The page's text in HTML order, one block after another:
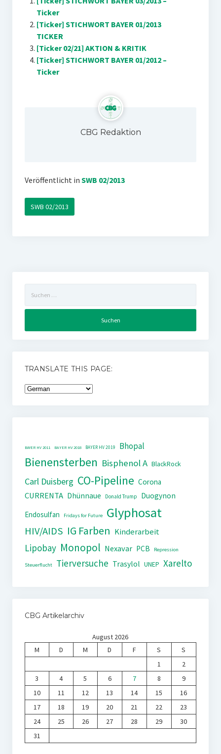
Ticker
[Ticker] STICHWORT BAYER 01/2013
TICKER
[Ticker 02/21] AKTION & KRITIK
[Ticker] STICHWORT BAYER 01/2012 –
Ticker
CBG Redaktion
Veröffentlicht in SWB 02/2013
SWB 02/2013
nach:
TRANSLATE THIS PAGE:
BAYER HV 2011 BAYER HV 2018 BAYER HV 2019 Bhopal
Bienensterben Bisphenol A BlackRock
Carl Duisberg CO-Pipeline Corona
CURRENTA Dhünnaue Donald Trump
Duogynon
Endosulfan
Fridays for Future Glyphosat
HIV/AIDS IG Farben Kinderarbeit
Lipobay Monopol Nexavar PCB Repression
Steuerflucht Tierversuche Trasylol UNEP Xarelto
CBG Artikelarchiv
August 2026
M
D M D F S
S
1
2
3
4 5 6 7 8
9
10
11 12 13 14 15
16
17
18 19 20 21 22
23
24
25 26 27 28 29
30
31